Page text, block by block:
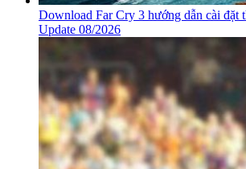
Download Far Cry 3 hướng dẫn cài đặt
Update 08/2026